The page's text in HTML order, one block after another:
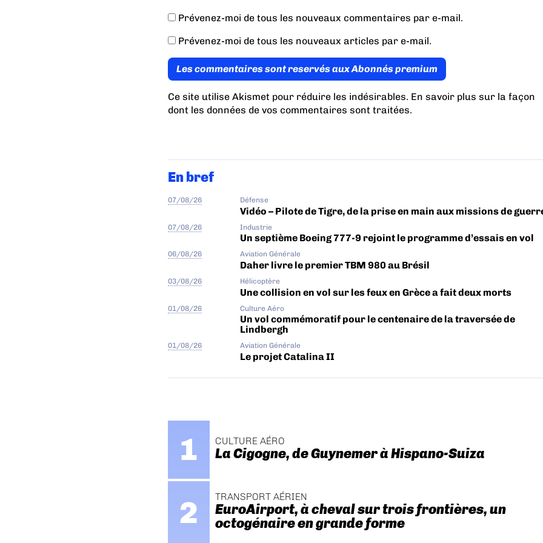
Prévenez-moi de tous les nouveaux commentaires par e-mail.
Prévenez-moi de tous les nouveaux articles par e-mail.
Les commentaires sont reservés aux Abonnés premium
Ce site utilise Akismet pour réduire les indésirables. En savoir plus sur la façon
dont les données de vos commentaires sont traitées.
En bref
07/08/26 Défense
Vidéo – Pilote de Tigre, de la prise en main aux missions de
07/08/26 Industrie
Un septième Boeing 777-9 rejoint le programme d’essais en vol
06/08/26 Aviation Générale
Daher livre le premier TBM 980 au Brésil
03/08/26 Hélicoptère
Une collision en vol sur les feux en Grèce a fait deux morts
01/08/26 Culture Aéro
Un vol commémoratif pour le centenaire de la traversée de
Lindbergh
01/08/26 Aviation Générale
Le projet Catalina II
CULTURE AÉRO
La Cigogne, de Guynemer à Hispano-Suiza
TRANSPORT AÉRIEN
EuroAirport, à cheval sur trois frontières, un
octogénaire en grande forme